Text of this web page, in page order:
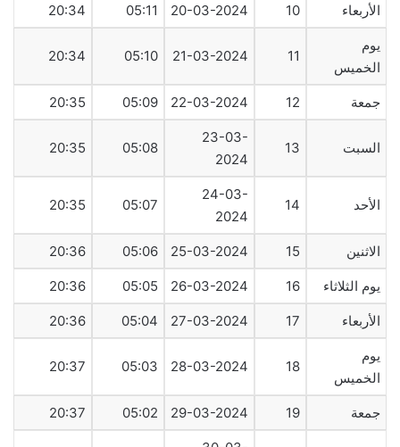
الأربعاء 10
20-03-2024
05:11
20:34
يوم
الخميس
11
21-03-2024
05:10
20:34
جمعة 12
22-03-2024
05:09
20:35
السبت 13
23-03-
2024
05:08
20:35
الأحد 14
24-03-
2024
05:07
20:35
الاثنين 15
25-03-2024
05:06
20:36
يوم الثلاثاء 16
26-03-2024
05:05
20:36
الأربعاء 17
27-03-2024
05:04
20:36
يوم
الخميس
18
28-03-2024
05:03
20:37
جمعة 19
29-03-2024
05:02
20:37